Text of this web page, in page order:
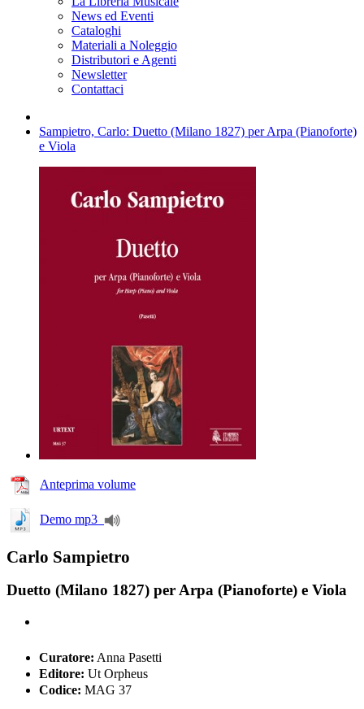
News ed Eventi
Cataloghi
Materiali a Noleggio
Distributori e Agenti
Newsletter
Contattaci
Sampietro, Carlo: Duetto (Milano 1827) per Arpa (Pianoforte)
e Viola
Anteprima volume
Demo mp3
Carlo Sampietro
Duetto (Milano 1827) per Arpa (Pianoforte) e Viola
Curatore: Anna Pasetti
Editore: Ut Orpheus
Codice: MAG 37